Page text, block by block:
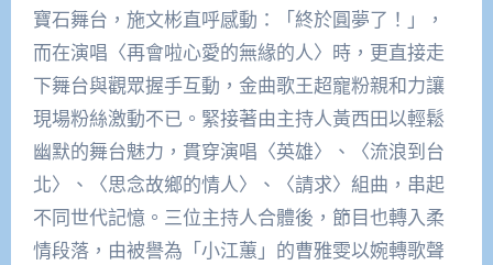
寶石舞台，施文彬直呼感動：「終於圓夢了！」，
而在演唱〈再會啦心愛的無緣的人〉時，更直接走
下舞台與觀眾握手互動，金曲歌王超寵粉親和力讓
現場粉絲激動不已。緊接著由主持人黃西田以輕鬆
幽默的舞台魅力，貫穿演唱〈英雄〉、〈流浪到台
北〉、〈思念故鄉的情人〉、〈請求〉組曲，串起
不同世代記憶。三位主持人合體後，節目也轉入柔
情段落，由被譽為「小江蕙」的曹雅雯以婉轉歌聲